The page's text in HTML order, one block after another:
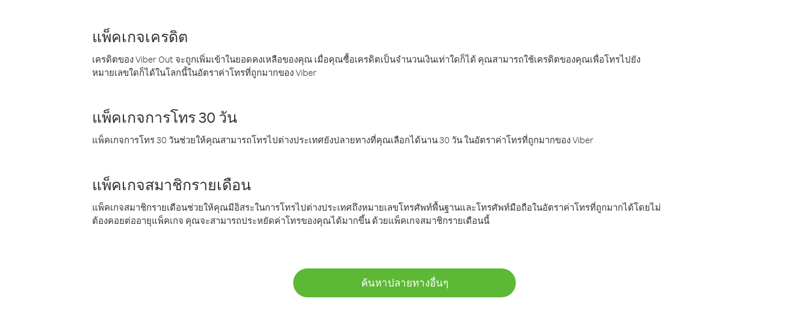
แพ็คเกจเครดิต
เครดิตของ Viber Out จะถูกเพิ่มเข้าในยอดคงเหลือของคุณ เมื่อคุณซื้อเครดิตเป็นจำนวนเงินเท่าใดก็ได้ คุณสามารถใช้เครดิตของคุณเพื่อโทรไปยัง
หมายเลขใดก็ได้ในโลกนี้ในอัตราค่าโทรที่ถูกมากของ Viber
แพ็คเกจการโทร 30 วัน
แพ็คเกจการโทร 30 วันช่วยให้คุณสามารถโทรไปต่างประเทศยังปลายทางที่คุณเลือกได้นาน 30 วัน ในอัตราค่าโทรที่ถูกมากของ Viber
แพ็คเกจสมาชิกรายเดือน
แพ็คเกจสมาชิกรายเดือนช่วยให้คุณมีอิสระในการโทรไปต่างประเทศถึงหมายเลขโทรศัพท์พื้นฐานและโทรศัพท์มือถือในอัตราค่าโทรที่ถูกมากได้โดยไม่
ต้องคอยต่ออายุแพ็คเกจ คุณจะสามารถประหยัดค่าโทรของคุณได้มากขึ้น ด้วยแพ็คเกจสมาชิกรายเดือนนี้
ค้นหาปลายทางอื่นๆ